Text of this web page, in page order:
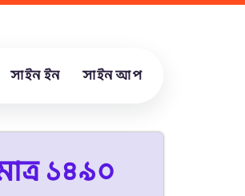
সাইন ইন সাইন আপ
১৪৯০